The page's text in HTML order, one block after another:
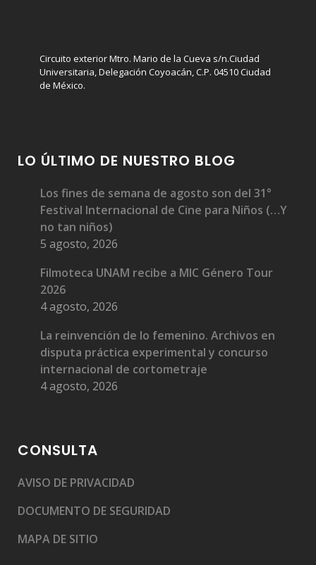
Circuito exterior Mtro. Mario de la Cueva s/n.Ciudad
Universitaria, Delegación Coyoacán, C.P. 04510 Ciudad
de México.
LO ÚLTIMO DE NUESTRO BLOG
Los fines de semana de agosto son del 31°
Festival Internacional de Cine para Niños (…Y
no tan niños)
5 agosto, 2026
Filmoteca UNAM recibe a MIC Género Tour
2026
4 agosto, 2026
La reinvención de lo femenino. Archivos en
disputa práctica experimental y concurso
internacional de cortometraje
4 agosto, 2026
CONSULTA
AVISO DE PRIVACIDAD
DOCUMENTO DE SEGURIDAD
MAPA DE SITIO